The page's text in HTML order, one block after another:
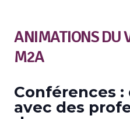
ANIMATIONS DU
M2A
Conférences :
avec des